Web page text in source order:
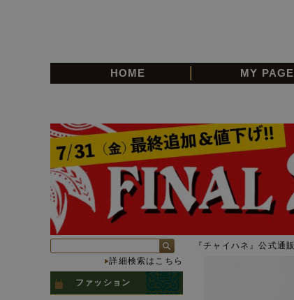
HOME MY PAGE
『チャイハネ』公式通販
詳細検索はこちら
ファッション